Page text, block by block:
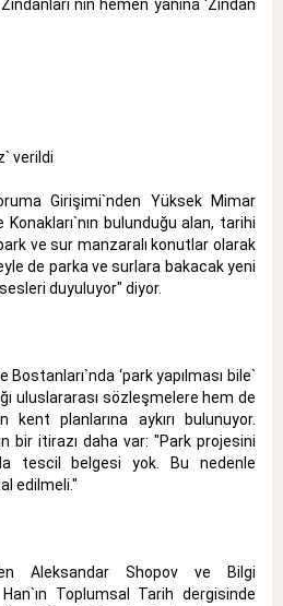
hemen yanına ‘Zindan
verildi
Girişimi`nden Yüksek Mimar
bulunduğu alan, tarihi
ve sur manzaralı konutlar olarak
de parka ve surlara bakacak yeni
duyuluyor" diyor.
‘park yapılması bile`
uluslararası sözleşmelere hem de
kent planlarına aykırı bulunuyor.
bir itirazı daha var: "Park projesini
tescil belgesi yok. Bu nedenle
edilmeli."
Aleksandar Shopov ve Bilgi
Toplumsal Tarih dergisinde